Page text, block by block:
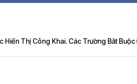
Hiển Thị Công Khai. Các Trường Bắt